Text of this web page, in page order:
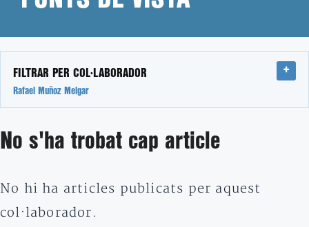
FILTRAR PER COL·LABORADOR
Rafael Muñoz Melgar
No s'ha trobat cap article
No hi ha articles publicats per aquest
col·laborador.